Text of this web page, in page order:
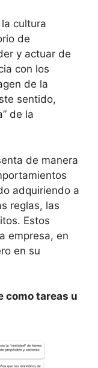
cultura
de
y actuar de
con los
de la
sentido,
de la
de manera
adquiriendo a
reglas, las
Estos
empresa, en
en su
como tareas u